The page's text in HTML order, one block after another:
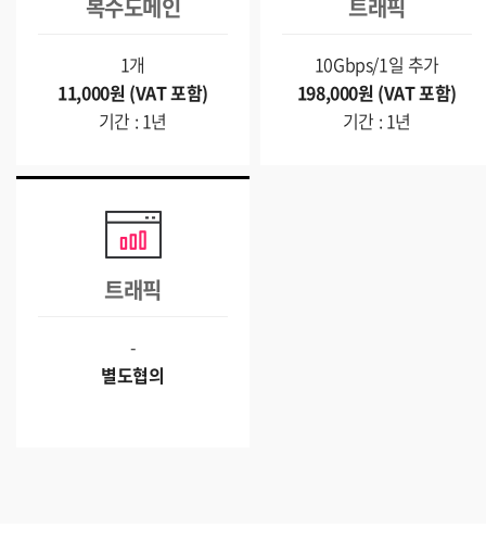
복수도메인
1개
11,000원 (VAT 포함)
기간 : 1년
트래픽
10Gbps/1일 추가
198,000원 (VAT 포함)
기간 : 1년
트래픽
-
별도협의